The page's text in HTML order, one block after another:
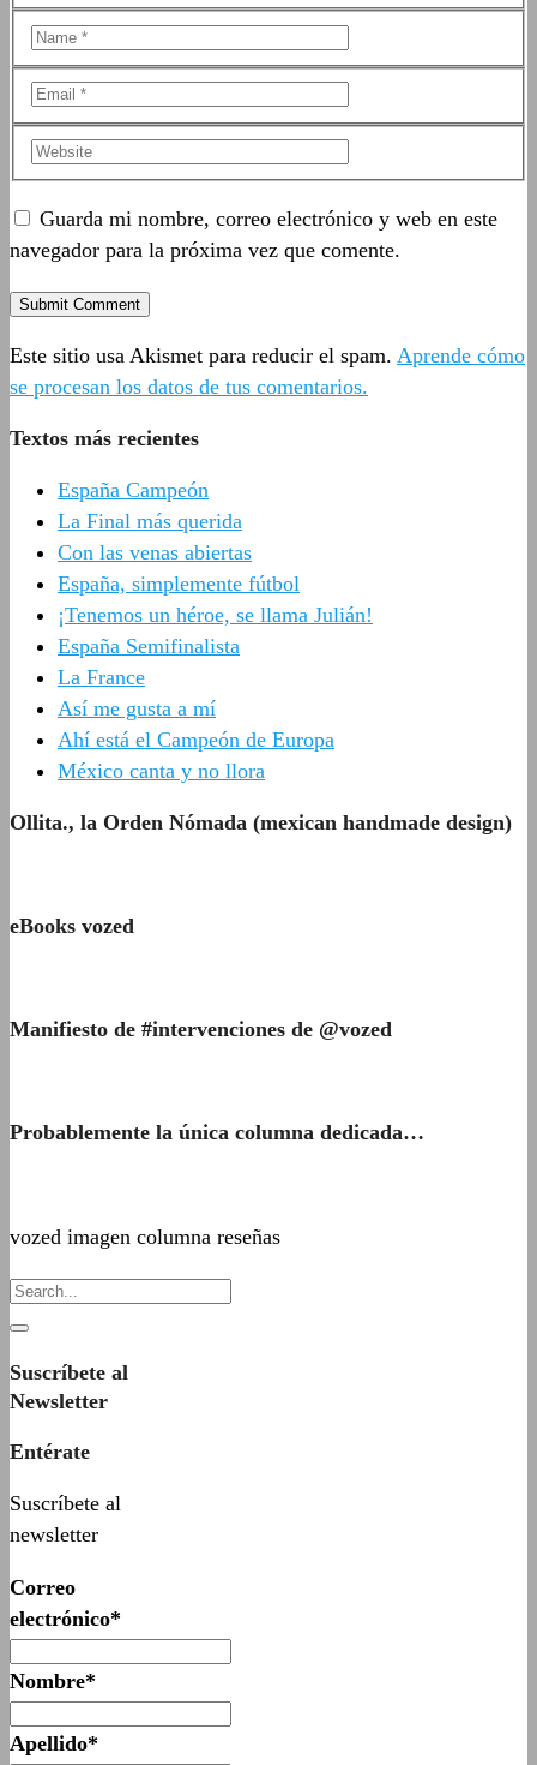
Guarda mi nombre, correo electrónico y web en este
navegador para la próxima vez que comente.
Este sitio usa Akismet para reducir el spam. Aprende cómo
se procesan los datos de tus comentarios.
Textos más recientes
España Campeón
La Final más querida
Con las venas abiertas
España, simplemente fútbol
¡Tenemos un héroe, se llama Julián!
España Semifinalista
La France
Así me gusta a mí
Ahí está el Campeón de Europa
México canta y no llora
Ollita., la Orden Nómada (mexican handmade design)
eBooks vozed
Manifiesto de #intervenciones de @vozed
Probablemente la única columna dedicada…
vozed imagen columna reseñas
Suscríbete al
Newsletter
Entérate
Suscríbete al
newsletter
Correo
electrónico*
Nombre*
Apellido*